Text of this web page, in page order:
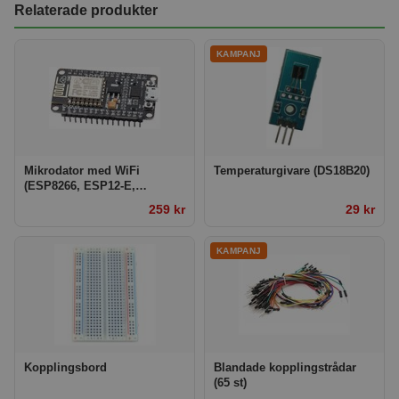
Relaterade produkter
Mikrodator med WiFi
(ESP8266, ESP12-E,
259 kr
Temperaturgivare (DS18B20)
29 kr
Kopplingsbord
Blandade kopplingstrådar
(65 st)